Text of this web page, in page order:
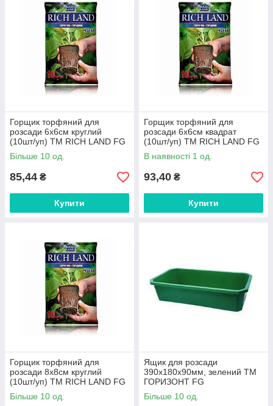
Горщик торфяний для
розсади 6х6см круглий
(10шт/уп) ТМ RICH LAND FG
Більше 10 од.
85,44 ₴
Купити
Горщик торфяний для
розсади 6х6см квадрат
(10шт/уп) ТМ RICH LAND FG
В наявності 1 од.
93,40 ₴
Купити
Горщик торфяний для
розсади 8х8см круглий
(10шт/уп) ТМ RICH LAND FG
Більше 10 од.
Ящик для розсади
390х180х90мм, зелений ТМ
ГОРИЗОНТ FG
Більше 10 од.